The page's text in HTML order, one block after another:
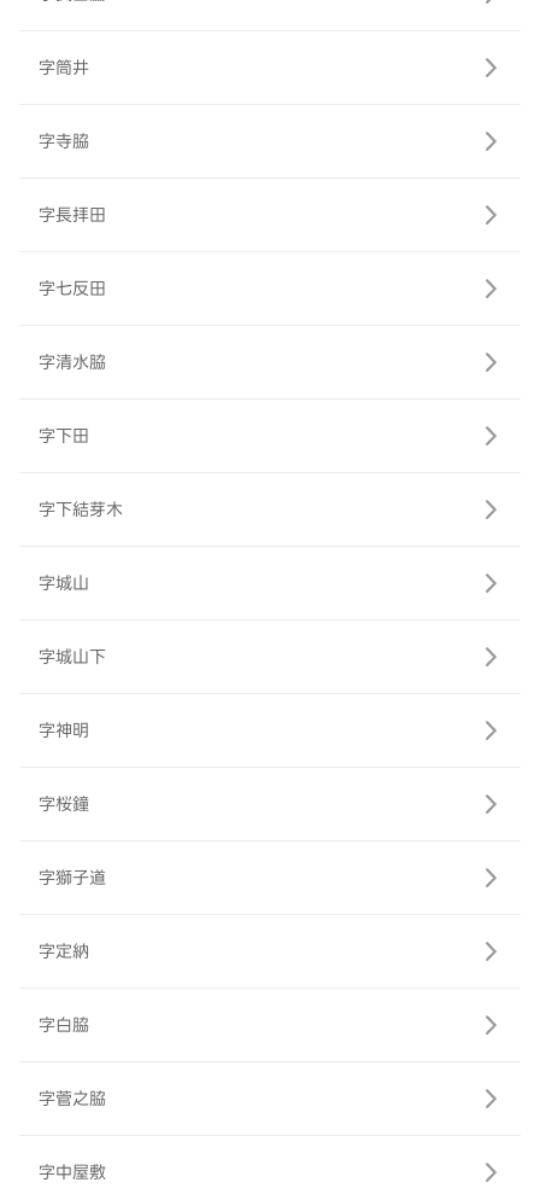
字筒井
字寺脇
字長拝田
字七反田
字清水脇
字下田
字下結芽木
字城山
字城山下
字神明
字桜鐘
字獅子道
字定納
字白脇
字菅之脇
字中屋敷